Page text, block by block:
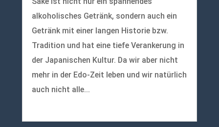
alkoholisches Getränk, sondern auch ein
Getränk mit einer langen Historie bzw.
Tradition und hat eine tiefe Verankerung in
der Japanischen Kultur. Da wir aber nicht
mehr in der Edo-Zeit leben und wir natürlich
auch nicht alle...